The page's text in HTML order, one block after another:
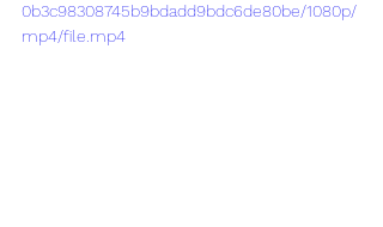
0b3c98308745b9bdadd9bdc6de80be/1080p/
mp4/file.mp4